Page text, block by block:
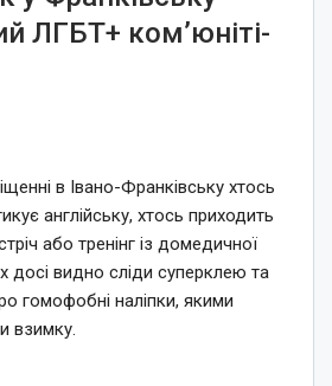
ЛГБТ+ ком’юніті-
в Івано-Франківську хтось
англійську, хтось приходить
або тренінг із домедичної
досі видно сліди суперклею та
гомофобні наліпки, якими
взимку.